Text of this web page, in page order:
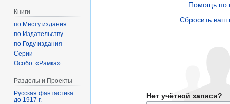
Помощь по
Сбросить ваш
Нет учётной записи?
Книги
по Месту издания
по Издательству
по Году издания
Серии
Особо: «Рамка»
Разделы и Проекты
Русская фантастика
до 1917 г.